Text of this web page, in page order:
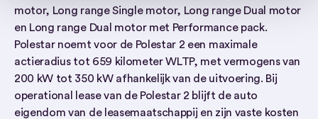
motor, Long range Single motor, Long range Dual motor
en Long range Dual motor met Performance pack.
Polestar noemt voor de Polestar 2 een maximale
actieradius tot 659 kilometer WLTP, met vermogens van
200 kW tot 350 kW afhankelijk van de uitvoering. Bij
operational lease van de Polestar 2 blijft de auto
eigendom van de leasemaatschappij en zijn vaste kosten